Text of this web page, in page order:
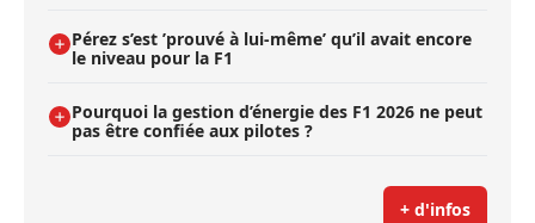
Pérez s’est ’prouvé à lui-même’ qu’il avait encore
le niveau pour la F1
Pourquoi la gestion d’énergie des F1 2026 ne peut
pas être confiée aux pilotes ?
+ d'infos